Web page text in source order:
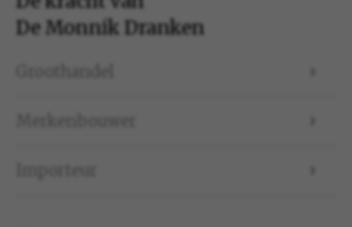
De Monnik Dranken